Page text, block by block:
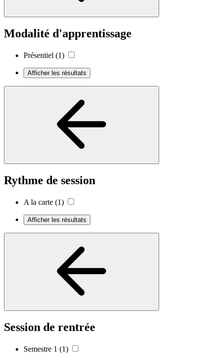
Modalité d'apprentissage
Présentiel (1)
Afficher les résultats
Rythme de session
A la carte (1)
Afficher les résultats
Session de rentrée
Semestre 1 (1)